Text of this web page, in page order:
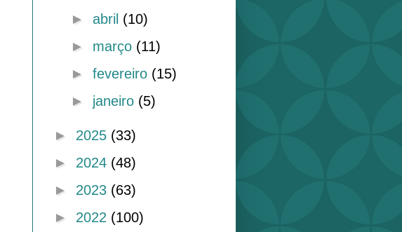
► abril (10)
► março (11)
► fevereiro (15)
► janeiro (5)
► 2025 (33)
► 2024 (48)
► 2023 (63)
► 2022 (100)